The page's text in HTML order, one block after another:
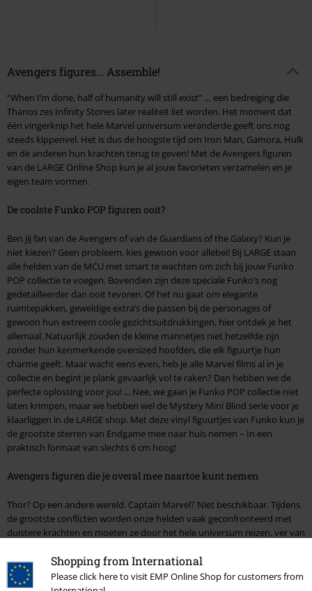
Shopping from International
Please click here to visit EMP Online Shop for customers from
Avengers figures… Assemble!
“When I’m done, half of humanity will still exist” … een bedreiging die
Thanos zes Infinity Stones later realiteit liet worden. Het moment dat
één vingerknip het hele Marvel universum veranderde geeft ons nog
steeds kippenvel. Het is dus de hoogste tijd om Iron Man, Gamora, Hulk
en de anderen hun krachten terug te geven! Met de Avengers figuren
van de LARGE Online Shop kun je al jouw favorieten verzamelen en je
eigen team vormen.
De coolste Funko POP figuren ooit?
Ben jij fan van de Avengers of van de Guardians of the Galaxy? Kun je
niet kiezen? Geen probleem, kies gewoon voor allebei! Bij LARGE staan
alle helden van de MCU met smart te wachten om zich bij jouw Funko
POP collectie te voegen. Bovendien zijn deze speciale Funko’s nog
gedetailleerder dan ooit tevoren. Of het nu gaat om elegante
ruimtepakken, geweldige extra’s die passen bij de personages of
gewoon hun extreem coole gezichtsuitdrukkingen, hier ontdek je het
allemaal. Natuurlijk zouden de kleine mannetjes niet hetzelfde zijn
zonder hun kenmerkende oversized hoofden, die elk figuurtje hun
charme geeft. Maar wacht eens even, heb je alle Marvel films al in je
collectie en begint je plank gevaarlijk vol te raken? Dan hebben we de
perfecte oplossing voor jou! ... Nee, we gaan je Funko POP collectie niet
laten krimpen, maar we hebben wel de Mystery Mini Blind serie voor je
klaarliggen in de LARGE shop. Met deze vinyl figuurtjes van Funko kun je
de grootste sterren van Endgame mee naar huis nemen – In een
praktisch formaat van slechts 6 cm hoog!
Avengers figuren die je overal mee naartoe kunt nemen
Thor? Op een andere wereld. Captain Marvel? Niet beschikbaar. Tijdens
de grootste conflicten worden onze helden vaak geconfronteerd met
duistere krachten en moeten ze door het hele universum reizen, ver van
zijn jouw helden altijd waar jij ze nodig hebt. Of dat nu aan je sleutels,
etui of rugzak is. En zoals Tony Stark zegt “If we can’t protect the Earth,
you can be damn well sure we’ll avenge it.” Dat gezegd hebbende: